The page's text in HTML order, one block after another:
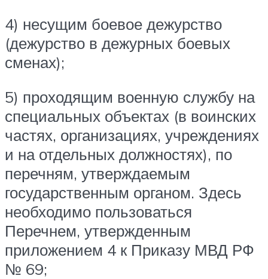
4) несущим боевое дежурство
(дежурство в дежурных боевых
сменах);
5) проходящим военную службу на
специальных объектах (в воинских
частях, организациях, учреждениях
и на отдельных должностях), по
перечням, утверждаемым
государственным органом. Здесь
необходимо пользоваться
Перечнем, утвержденным
приложением 4 к Приказу МВД РФ
№ 69;